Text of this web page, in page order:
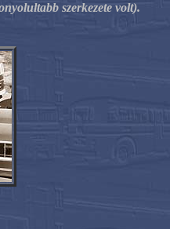
szerkezete volt).